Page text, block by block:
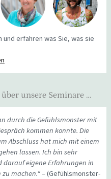
und erfahren was Sie, was sie
unsere Seminare …
durch die Gefühlsmonster mit
kommen konnte. Die
Abschluss hat mich mit einem
lassen. Ich bin sehr
darauf eigene Erfahrungen in
machen.“– (Gefühlsmonster-